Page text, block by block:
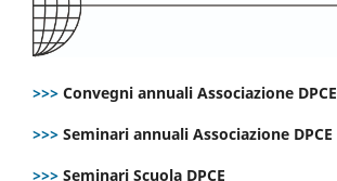
>>> Convegni annuali Associazione DPCE
>>> Seminari annuali Associazione DPCE
>>> Seminari Scuola DPCE